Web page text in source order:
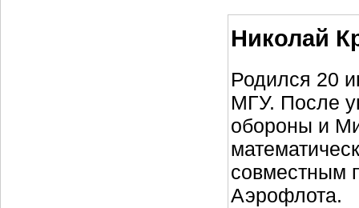
Николай
Родился 20
МГУ. После
обороны и
совместным
Аэрофлота.